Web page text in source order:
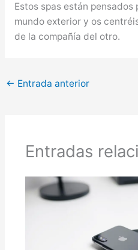
Estos spas están
mundo exterior y os
de la compañía del otro.
← Entrada anterior
Entradas